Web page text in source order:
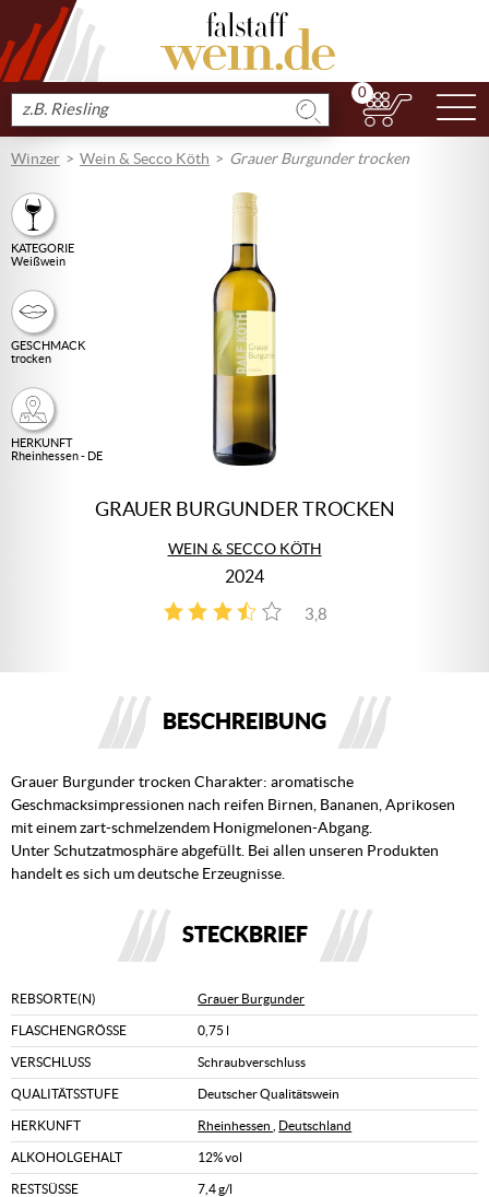
Produkt
suchen
0
Winzer Wein & Secco Köth Grauer Burgunder trocken
KATEGORIE
Weißwein
GESCHMACK
trocken
HERKUNFT
Rheinhessen - DE
GRAUER BURGUNDER TROCKEN
WEIN & SECCO KÖTH
2024
3,8
4
BESCHREIBUNG
Grauer Burgunder trocken Charakter: aromatische
Geschmacksimpressionen nach reifen Birnen, Bananen, Aprikosen
mit einem zart-schmelzendem Honigmelonen-Abgang.
Unter Schutzatmosphäre abgefüllt. Bei allen unseren Produkten
handelt es sich um deutsche Erzeugnisse.
STECKBRIEF
REBSORTE(N) Grauer Burgunder
FLASCHENGRÖSSE 0,75 l
VERSCHLUSS Schraubverschluss
QUALITÄTSSTUFE Deutscher Qualitätswein
HERKUNFT Rheinhessen Deutschland
ALKOHOLGEHALT 12% vol
RESTSÜSSE 7,4 g/l